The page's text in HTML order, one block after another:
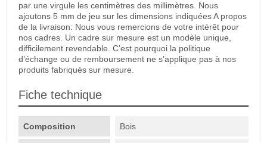
par une virgule les centimètres des millimètres. Nous
ajoutons 5 mm de jeu sur les dimensions indiquées A propos
de la livraison: Nous vous remercions de votre intérêt pour
nos cadres. Un cadre sur mesure est un modèle unique,
difficilement revendable. C’est pourquoi la politique
d’échange ou de remboursement ne s’applique pas à nos
produits fabriqués sur mesure.
Fiche technique
Composition Bois